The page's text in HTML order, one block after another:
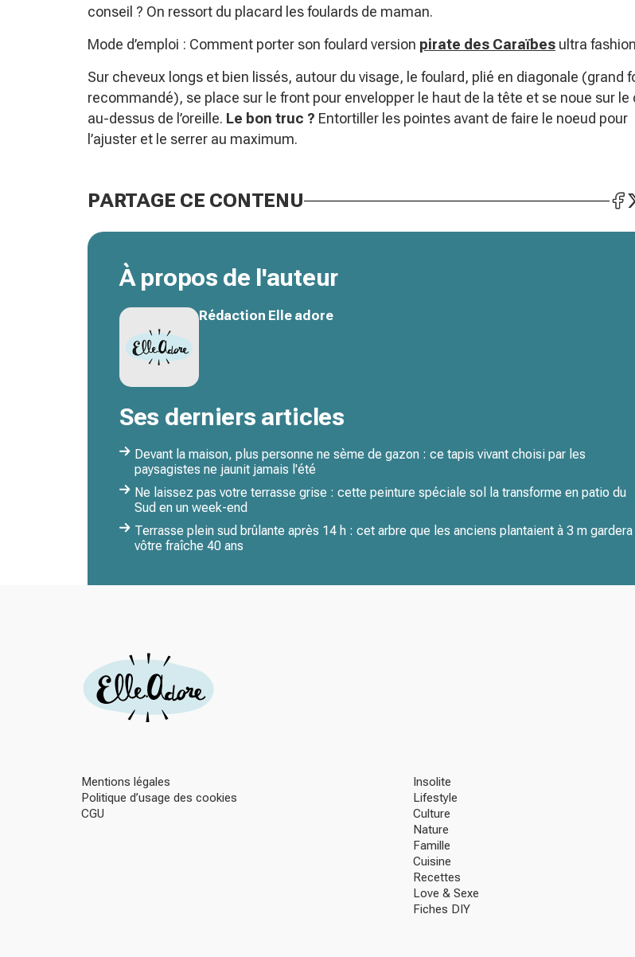
conseil ? On ressort du placard les foulards de maman.
Mode d’emploi : Comment porter son foulard version pirate des Caraïbes ultra
Sur cheveux longs et bien lissés, autour du visage, le foulard, plié en diagonale (grand
recommandé), se place sur le front pour envelopper le haut de la tête et se noue sur le
au-dessus de l’oreille. Le bon truc ? Entortiller les pointes avant de faire le noeud pour
l’ajuster et le serrer au maximum.
PARTAGE CE CONTENU
À propos de l'auteur
Rédaction Elle adore
Ses derniers articles
Devant la maison, plus personne ne sème de gazon : ce tapis vivant choisi par les
paysagistes ne jaunit jamais l'été
Ne laissez pas votre terrasse grise : cette peinture spéciale sol la transforme en patio du
Sud en un week-end
Terrasse plein sud brûlante après 14 h : cet arbre que les anciens plantaient à 3 m gardera
vôtre fraîche 40 ans
Mentions légales
Politique d’usage des cookies
CGU
Insolite
Lifestyle
Culture
Nature
Famille
Cuisine
Recettes
Love & Sexe
Fiches DIY